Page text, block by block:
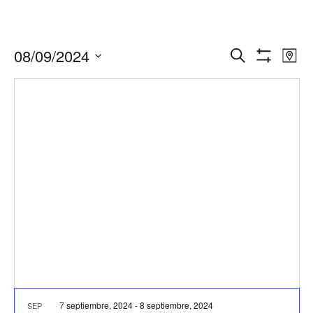
Buscar
Filtros
de
Mapa
08/09/2024
SEP 7 septiembre, 2024-8 septiembre, 2024